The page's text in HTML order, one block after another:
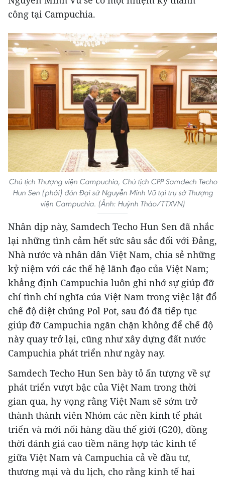
công tại Campuchia.
Chủ tịch Thượng viện Campuchia, Chủ tịch CPP Samdech Techo
Hun Sen (phải) đón Đại sứ Nguyễn Minh Vũ tại trụ sở Thượng
viện Campuchia. (Ảnh: Huỳnh Thảo/TTXVN)
Nhân dịp này, Samdech Techo Hun Sen đã nhắc
lại những tình cảm hết sức sâu sắc đối với Đảng,
Nhà nước và nhân dân Việt Nam, chia sẻ những
kỷ niệm với các thế hệ lãnh đạo của Việt Nam;
khẳng định Campuchia luôn ghi nhớ sự giúp đỡ
chí tình chí nghĩa của Việt Nam trong việc lật đổ
chế độ diệt chủng Pol Pot, sau đó đã tiếp tục
giúp đỡ Campuchia ngăn chặn không để chế độ
này quay trở lại, cũng như xây dựng đất nước
Campuchia phát triển như ngày nay.
Samdech Techo Hun Sen bày tỏ ấn tượng về sự
phát triển vượt bậc của Việt Nam trong thời
gian qua, hy vọng rằng Việt Nam sẽ sớm trở
thành thành viên Nhóm các nền kinh tế phát
triển và mới nổi hàng đầu thế giới (G20), đồng
thời đánh giá cao tiềm năng hợp tác kinh tế
giữa Việt Nam và Campuchia cả về đầu tư,
thương mại và du lịch, cho rằng kinh tế hai